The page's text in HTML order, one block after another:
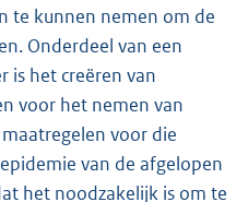
te kunnen nemen om de
Onderdeel van een
is het creëren van
voor het nemen van
voor die
van de afgelopen
het noodzakelijk is om te